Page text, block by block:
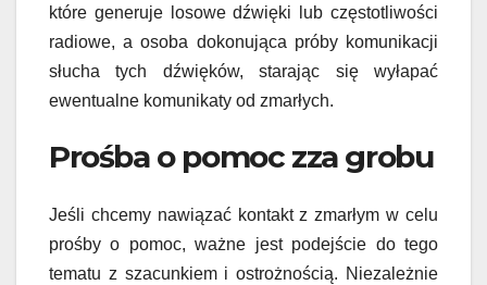
które generuje losowe dźwięki lub częstotliwości
radiowe, a osoba dokonująca próby komunikacji
słucha tych dźwięków, starając się wyłapać
ewentualne komunikaty od zmarłych.
Prośba o pomoc zza grobu
Jeśli chcemy nawiązać kontakt z zmarłym w celu
prośby o pomoc, ważne jest podejście do tego
tematu z szacunkiem i ostrożnością. Niezależnie